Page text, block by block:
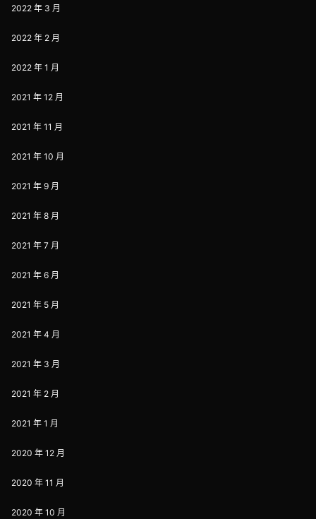
2022 年 3 月
2022 年 2 月
2022 年 1 月
2021 年 12 月
2021 年 11 月
2021 年 10 月
2021 年 9 月
2021 年 8 月
2021 年 7 月
2021 年 6 月
2021 年 5 月
2021 年 4 月
2021 年 3 月
2021 年 2 月
2021 年 1 月
2020 年 12 月
2020 年 11 月
2020 年 10 月